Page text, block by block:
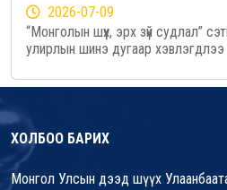
2026-07-09
“Монголын шүүх, эрх зүй судлал”
улирлын шинэ дугаар хэвлэгдлээ
ХОЛБОО БАРИХ
Монгол Улсын дээд шүүх